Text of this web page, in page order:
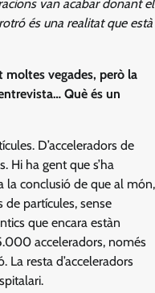
van acabar donant el
és una realitat que està
moltes vegades, però la
Què és un
D’acceleradors de
Hi ha gent que s’ha
la conclusió de que al món,
partícules, sense
que encara estàn
acceleradors, només
resta d’acceleradors